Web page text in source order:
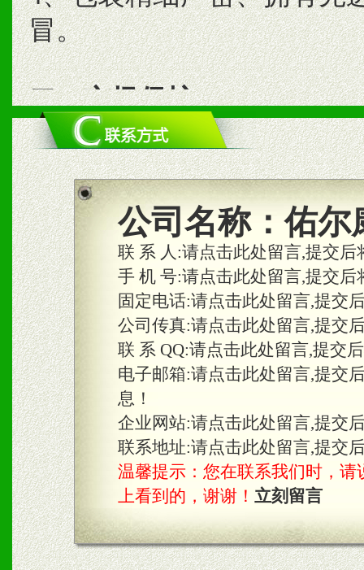
冒。
二、市场保护
1、统一市场价格；建立全
商利润。
2、区域独家经营；建立区
合作关系。
三、物料及媒体
1、免费提供体验及宣传彩
2、不定期在各大知名网站
知名度和影响力。
3、根据地方实际情况提供
具。
四、市场操作及支持
公司名称：佑尔
联 系 人:请点击此处留言,提交
手 机 号:请点击此处留言,提交
固定电话:请点击此处留言,提交
公司传真:请点击此处留言,提交
联 系 QQ:请点击此处留言,提交
电子邮箱:请点击此处留言,提交
息！
企业网站:请点击此处留言,提交
联系地址:请点击此处留言,提交
温馨提示：您在联系我们时，请
上看到的，谢谢！ 立刻留言